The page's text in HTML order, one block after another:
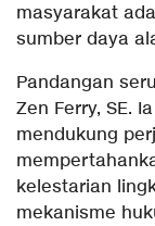
masyarakat
sumber daya
Pandangan
Zen Ferry, SE.
mendukung
kelestarian
mekanisme